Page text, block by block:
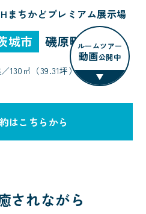
ルームツアー
動画公開中
まちかどプレミアム展示場
城市 磯原町
130㎡（39.31坪）
はこちらから
されながら